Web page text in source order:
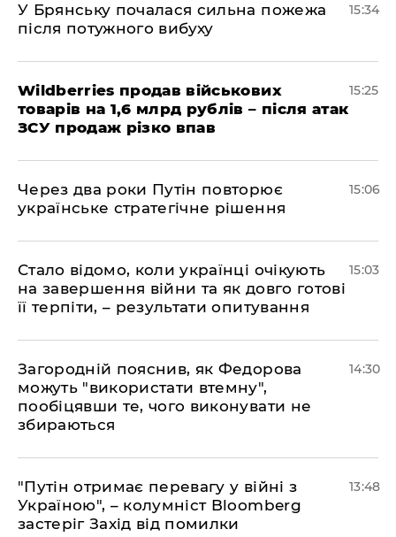
У Брянську почалася сильна пожежа
після потужного вибуху
15:34
Wildberries продав військових
товарів на 1,6 млрд рублів – після атак
ЗСУ продаж різко впав
15:25
Через два роки Путін повторює
українське стратегічне рішення
15:06
Стало відомо, коли українці очікують
на завершення війни та як довго готові
її терпіти, – результати опитування
15:03
Загородній пояснив, як Федорова
можуть "використати втемну",
пообіцявши те, чого виконувати не
збираються
14:30
"Путін отримає перевагу у війні з
Україною", – колумніст Bloomberg
застеріг Захід від помилки
13:48